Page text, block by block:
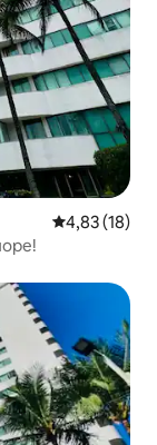
Средна
4,83 (18)